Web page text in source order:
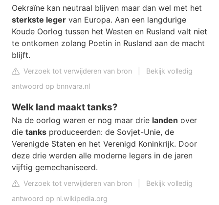
Oekraïne kan neutraal blijven maar dan wel met het
sterkste leger van Europa. Aan een langdurige
Koude Oorlog tussen het Westen en Rusland valt niet
te ontkomen zolang Poetin in Rusland aan de macht
blijft.
Verzoek tot verwijderen van bron
Bekijk volledig
antwoord op bnnvara.nl
Welk land maakt tanks?
Na de oorlog waren er nog maar drie landen over
die tanks produceerden: de Sovjet-Unie, de
Verenigde Staten en het Verenigd Koninkrijk. Door
deze drie werden alle moderne legers in de jaren
vijftig gemechaniseerd.
Verzoek tot verwijderen van bron
Bekijk volledig
antwoord op nl.wikipedia.org